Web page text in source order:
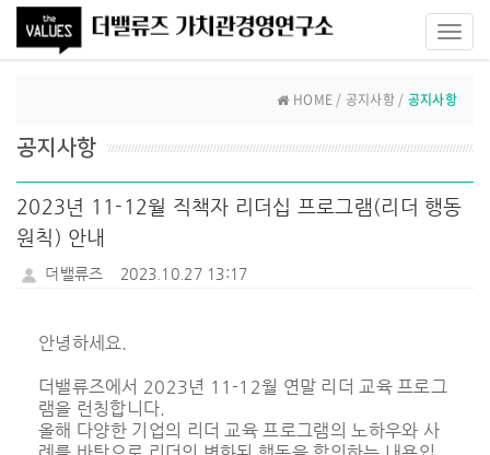
HOME / 공지사항 / 공지사항
공지사항
2023년 11-12월 직책자 리더십 프로그램(리더 행동
원칙) 안내
더밸류즈 2023.10.27 13:17
안녕하세요.
더밸류즈에서 2023년 11-12월 연말 리더 교육 프로그
램을 런칭합니다.
올해 다양한 기업의 리더 교육 프로그램의 노하우와 사